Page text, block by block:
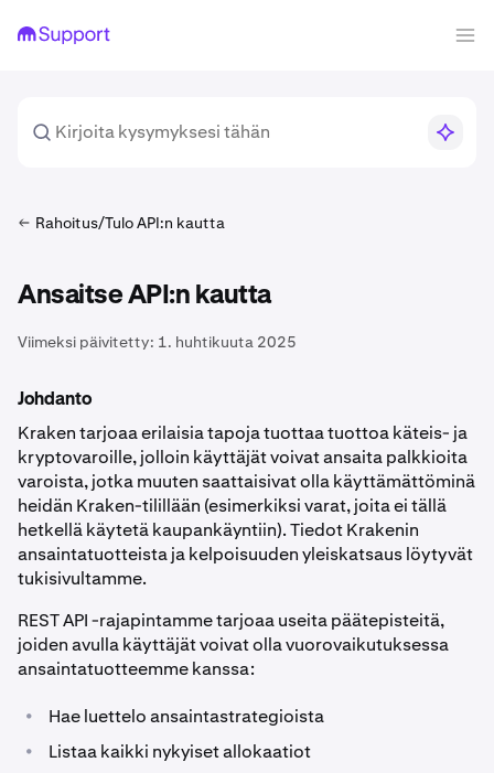
Rahoitus/Tulo API:n kautta
Ansaitse API:n kautta
Viimeksi päivitetty: 1. huhtikuuta 2025
Johdanto
Kraken tarjoaa erilaisia tapoja tuottaa tuottoa käteis- ja
kryptovaroille, jolloin käyttäjät voivat ansaita palkkioita
varoista, jotka muuten saattaisivat olla käyttämättöminä
heidän Kraken-tilillään (esimerkiksi varat, joita ei tällä
hetkellä käytetä kaupankäyntiin). Tiedot Krakenin
ansaintatuotteista ja kelpoisuuden yleiskatsaus löytyvät
tukisivultamme.
REST API -rajapintamme tarjoaa useita päätepisteitä,
joiden avulla käyttäjät voivat olla vuorovaikutuksessa
ansaintatuotteemme kanssa:
• Hae luettelo ansaintastrategioista
• Listaa kaikki nykyiset allokaatiot